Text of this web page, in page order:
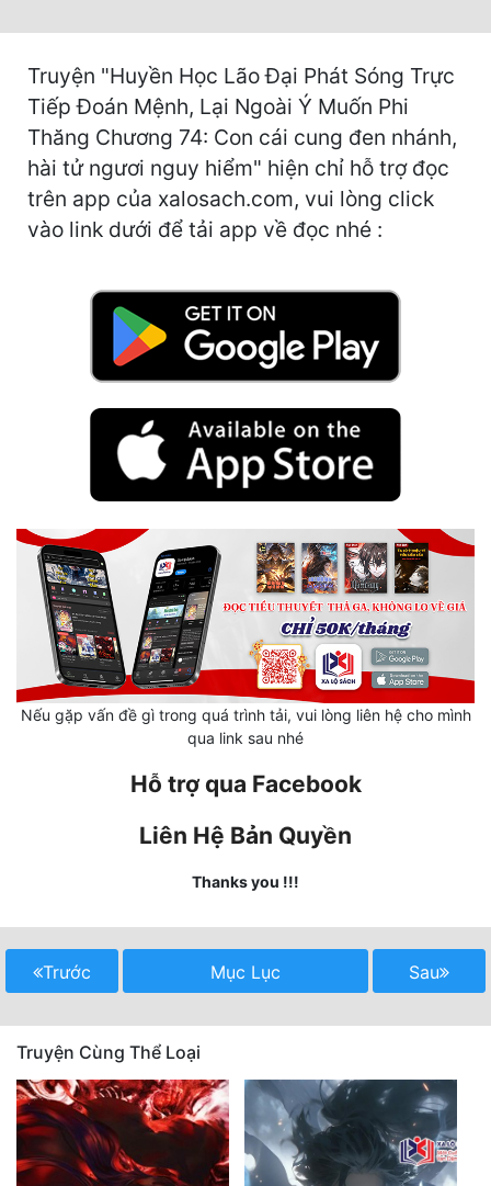
Góc Nhìn Nữ
Huyền Huyễn
Huyền Nghi
Huyền Ảo
Hài Hước
Khoa Huyễn Không Gian
Kỳ Ảo
Linh Dị
Làm Giàu
Lịch Sử
Nữ Cường
Phong Thủy - Tâm Linh
Phương Tây
Phản Phái
Quan Trường
Truyện "Huyền Học Lão Đại Phát Sóng Trực
Tiếp Đoán Mệnh, Lại Ngoài Ý Muốn Phi
Thăng Chương 74: Con cái cung đen nhánh,
hài tử ngươi nguy hiểm" hiện chỉ hỗ trợ đọc
trên app của xalosach.com, vui lòng click
vào link dưới để tải app về đọc nhé :
Nếu gặp vấn đề gì trong quá trình tải, vui lòng liên hệ cho mình
qua link sau nhé
Hỗ trợ qua Facebook
Liên Hệ Bản Quyền
Thanks you !!!
Trước Mục Lục Sau
Truyện Cùng Thể Loại